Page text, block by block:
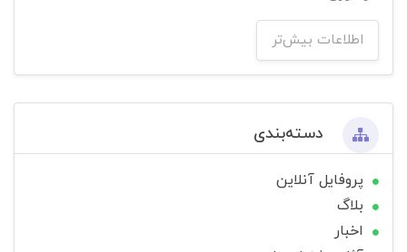
اطلاعات بیش‌تر
دسته‌بندی
پروفایل آنلاین
بلاگ
اخبار